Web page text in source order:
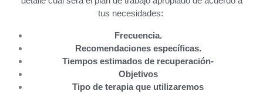
tus necesidades:
Frecuencia.
Recomendaciones específicas.
Tiempos estimados de recuperación-
Objetivos
Tipo de terapia que utilizaremos